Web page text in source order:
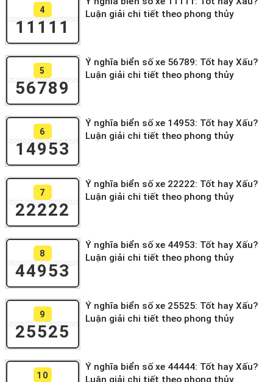
4
11111
Luận giải chi tiết theo phong thủy
5
56789
Ý nghĩa biển số xe 56789: Tốt hay Xấu?
Luận giải chi tiết theo phong thủy
6
14953
Ý nghĩa biển số xe 14953: Tốt hay Xấu?
Luận giải chi tiết theo phong thủy
7
22222
Ý nghĩa biển số xe 22222: Tốt hay Xấu?
Luận giải chi tiết theo phong thủy
8
44953
Ý nghĩa biển số xe 44953: Tốt hay Xấu?
Luận giải chi tiết theo phong thủy
9
25525
Ý nghĩa biển số xe 25525: Tốt hay Xấu?
Luận giải chi tiết theo phong thủy
10
Ý nghĩa biển số xe 44444: Tốt hay Xấu?
Luận giải chi tiết theo phong thủy